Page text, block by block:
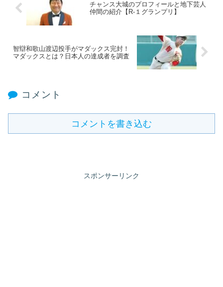
チャンス大城のプロフィールと地下芸人
仲間の紹介【R-１グランプリ】
智辯和歌山渡辺投手がマダックス完封！
マダックスとは？日本人の達成者を調査
コメント
コメントを書き込む
スポンサーリンク